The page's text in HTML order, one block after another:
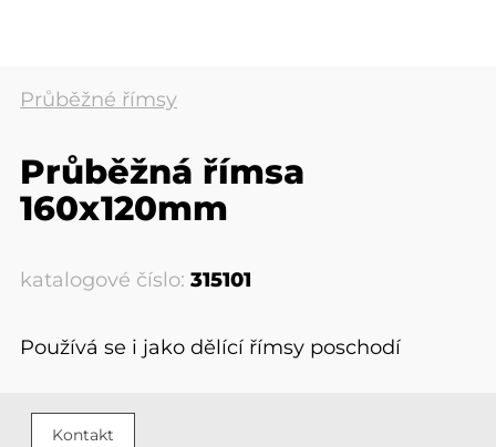
Průběžné římsy
Průběžná římsa
160x120mm
katalogové číslo: 315101
Používá se i jako dělící římsy poschodí
Kontakt